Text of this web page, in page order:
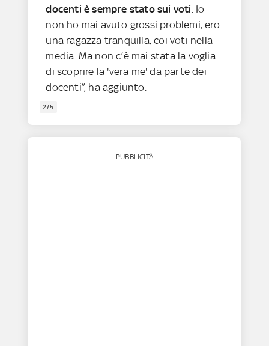
docenti è sempre stato sui voti . Io
non ho mai avuto grossi problemi, ero
una ragazza tranquilla, coi voti nella
media. Ma non c’è mai stata la voglia
di scoprire la 'vera me' da parte dei
docenti”, ha aggiunto.
2/5
PUBBLICITÀ